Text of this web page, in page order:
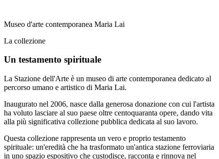
Museo d'arte contemporanea Maria Lai
La collezione
Un testamento spirituale
La Stazione dell'Arte è un museo di arte contemporanea dedicato al
percorso umano e artistico di Maria Lai.
Inaugurato nel 2006, nasce dalla generosa donazione con cui l'artista
ha voluto lasciare al suo paese oltre centoquaranta opere, dando vita
alla più significativa collezione pubblica dedicata al suo lavoro.
Questa collezione rappresenta un vero e proprio testamento
spirituale: un'eredità che ha trasformato un'antica stazione ferroviaria
in uno spazio espositivo che custodisce, racconta e rinnova nel